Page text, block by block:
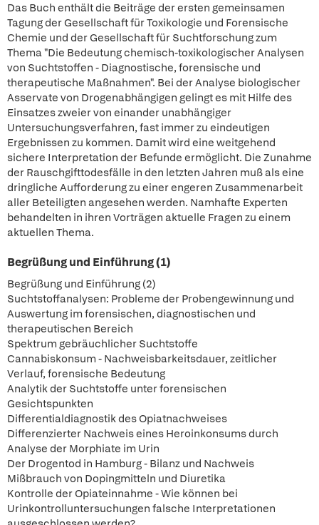
Das Buch enthält die Beiträge der ersten gemeinsamen
Tagung der Gesellschaft für Toxikologie und Forensische
Chemie und der Gesellschaft für Suchtforschung zum
Thema "Die Bedeutung chemisch-toxikologischer Analysen
von Suchtstoffen - Diagnostische, forensische und
therapeutische Maßnahmen". Bei der Analyse biologischer
Asservate von Drogenabhängigen gelingt es mit Hilfe des
Einsatzes zweier von einander unabhängiger
Untersuchungsverfahren, fast immer zu eindeutigen
Ergebnissen zu kommen. Damit wird eine weitgehend
sichere Interpretation der Befunde ermöglicht. Die Zunahme
der Rauschgifttodesfälle in den letzten Jahren muß als eine
dringliche Aufforderung zu einer engeren Zusammenarbeit
aller Beteiligten angesehen werden. Namhafte Experten
behandelten in ihren Vorträgen aktuelle Fragen zu einem
aktuellen Thema.
Begrüßung und Einführung (1)
Begrüßung und Einführung (2)
Suchtstoffanalysen: Probleme der Probengewinnung und
Auswertung im forensischen, diagnostischen und
therapeutischen Bereich
Spektrum gebräuchlicher Suchtstoffe
Cannabiskonsum - Nachweisbarkeitsdauer, zeitlicher
Verlauf, forensische Bedeutung
Analytik der Suchtstoffe unter forensischen
Gesichtspunkten
Differentialdiagnostik des Opiatnachweises
Differenzierter Nachweis eines Heroinkonsums durch
Analyse der Morphiate im Urin
Der Drogentod in Hamburg - Bilanz und Nachweis
Mißbrauch von Dopingmitteln und Diuretika
Kontrolle der Opiateinnahme - Wie können bei
Urinkontrolluntersuchungen falsche Interpretationen